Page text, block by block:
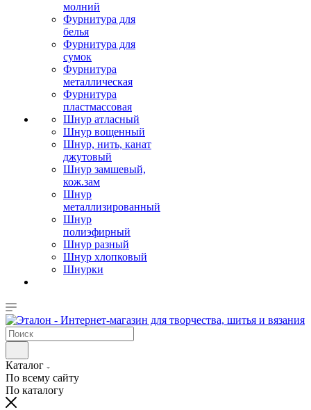
молний
Фурнитура для
белья
Фурнитура для
сумок
Фурнитура
металлическая
Фурнитура
пластмассовая
Шнур атласный
Шнур вощенный
Шнур, нить, канат
джутовый
Шнур замшевый,
кож.зам
Шнур
металлизированный
Шнур
полиэфирный
Шнур разный
Шнур хлопковый
Шнурки
Каталог
По всему сайту
По каталогу